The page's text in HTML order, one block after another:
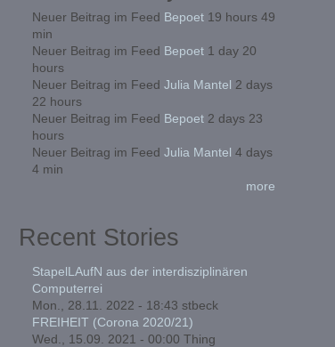
Neuer Beitrag im Feed Bepoet19 hours 49
min
Neuer Beitrag im Feed Bepoet1 day 20
hours
Neuer Beitrag im Feed Julia Mantel 2 days
22 hours
Neuer Beitrag im Feed Bepoet2 days 23
hours
Neuer Beitrag im Feed Julia Mantel 4 days
4 min
more
Recent Stories
StapelLAufN aus der interdisziplinären
Computerrei
Mon., 28.11. 2022 - 18:43 stbeck
FREIHEIT (Corona 2020/21)
Wed., 15.09. 2021 - 00:00 Thing